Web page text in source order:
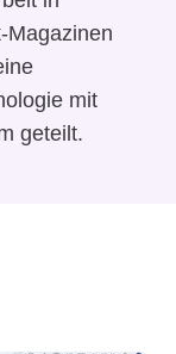
Magazinen
mit
geteilt.